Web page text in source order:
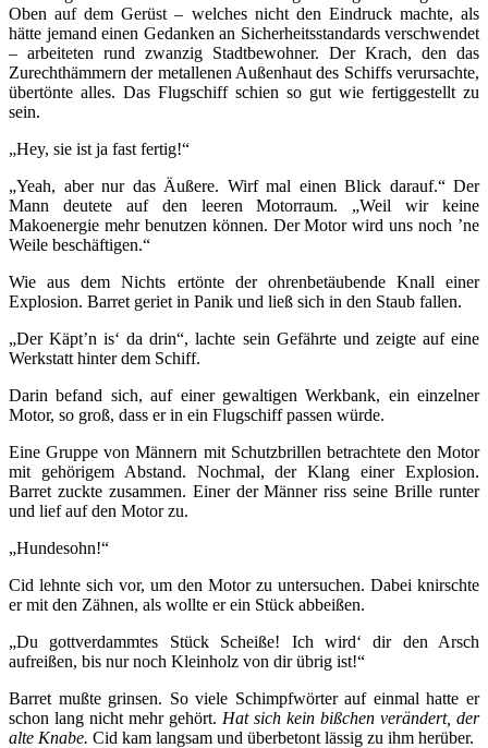
Oben auf dem Gerüst – welches nicht den Eindruck machte, als
hätte jemand einen Gedanken an Sicherheitsstandards verschwendet
– arbeiteten rund zwanzig Stadtbewohner. Der Krach, den das
Zurechthämmern der metallenen Außenhaut des Schiffs verursachte,
übertönte alles. Das Flugschiff schien so gut wie fertiggestellt zu
sein.
„Hey, sie ist ja fast fertig!“
„Yeah, aber nur das Äußere. Wirf mal einen Blick darauf.“ Der
Mann deutete auf den leeren Motorraum. „Weil wir keine
Makoenergie mehr benutzen können. Der Motor wird uns noch ’ne
Weile beschäftigen.“
Wie aus dem Nichts ertönte der ohrenbetäubende Knall einer
Explosion. Barret geriet in Panik und ließ sich in den Staub fallen.
„Der Käpt’n is‘ da drin“, lachte sein Gefährte und zeigte auf eine
Werkstatt hinter dem Schiff.
Darin befand sich, auf einer gewaltigen Werkbank, ein einzelner
Motor, so groß, dass er in ein Flugschiff passen würde.
Eine Gruppe von Männern mit Schutzbrillen betrachtete den Motor
mit gehörigem Abstand. Nochmal, der Klang einer Explosion.
Barret zuckte zusammen. Einer der Männer riss seine Brille runter
und lief auf den Motor zu.
„Hundesohn!“
Cid lehnte sich vor, um den Motor zu untersuchen. Dabei knirschte
er mit den Zähnen, als wollte er ein Stück abbeißen.
„Du gottverdammtes Stück Scheiße! Ich wird‘ dir den Arsch
aufreißen, bis nur noch Kleinholz von dir übrig ist!“
Barret mußte grinsen. So viele Schimpfwörter auf einmal hatte er
schon lang nicht mehr gehört. Hat sich kein bißchen verändert, der
alte Knabe. Cid kam langsam und überbetont lässig zu ihm herüber.